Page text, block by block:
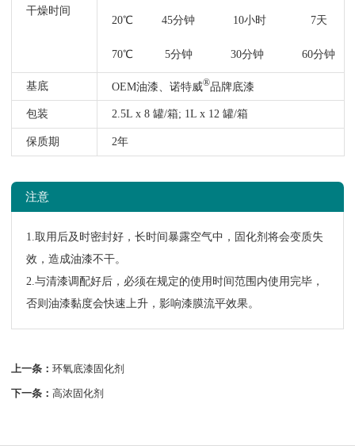
干燥时间
20℃ 45分钟 10小时 7天
70℃ 5分钟 30分钟 60分钟
基底 OEM油漆、诺特威®品牌底漆
包装 2.5L x 8 罐/箱; 1L x 12 罐/箱
保质期 2年
注意
1.取用后及时密封好，长时间暴露空气中，固化剂将会变质失
效，造成油漆不干。
2.与清漆调配好后，必须在规定的使用时间范围内使用完毕，
否则油漆黏度会快速上升，影响漆膜流平效果。
上一条： 环氧底漆固化剂
下一条： 高浓固化剂